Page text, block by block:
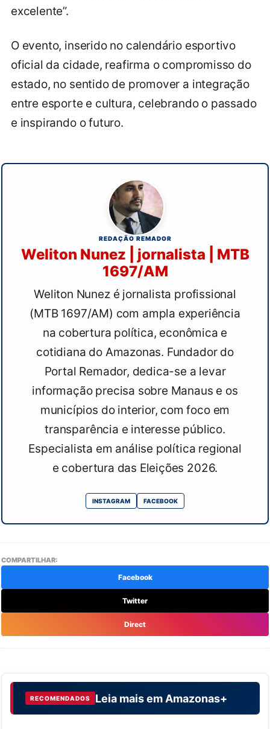
excelente”.
O evento, inserido no calendário esportivo
oficial da cidade, reafirma o compromisso do
estado, no sentido de promover a integração
entre esporte e cultura, celebrando o passado
e inspirando o futuro.
REDAÇÃO REMADOR
Weliton Nunez | jornalista | MTB
1697/AM
Weliton Nunez é jornalista profissional
(MTB 1697/AM) com ampla experiência
na cobertura política, econômica e
cotidiana do Amazonas. Fundador do
Portal Remador, dedica-se a levar
informação precisa sobre Manaus e os
municípios do interior, com foco em
transparência e interesse público.
Especialista em análise política regional
e cobertura das Eleições 2026.
INSTAGRAM FACEBOOK
COMPARTILHAR:
Facebook
Twitter
Direct
RECOMENDADOS Leia mais em Amazonas+